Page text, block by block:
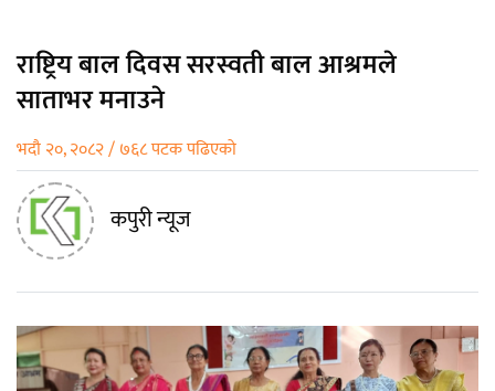
राष्ट्रिय बाल दिवस सरस्वती बाल आश्रमले
साताभर मनाउने
भदौ २०, २०८२ / ७६८ पटक पढिएको
कपुरी न्यूज